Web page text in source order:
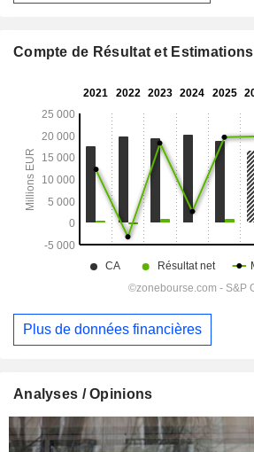
Compte de Résultat et Estimations
Plus de données financières
Analyses / Opinions